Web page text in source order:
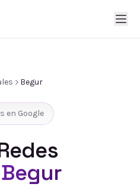
Begur
en Google
Begur